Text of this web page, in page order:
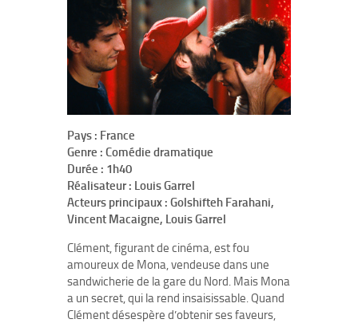
Pays : France
Genre : Comédie dramatique
Durée : 1h40
Réalisateur : Louis Garrel
Acteurs principaux : Golshifteh Farahani,
Vincent Macaigne, Louis Garrel
Clément, figurant de cinéma, est fou
amoureux de Mona, vendeuse dans une
sandwicherie de la gare du Nord. Mais Mona
a un secret, qui la rend insaisissable. Quand
Clément désespère d’obtenir ses faveurs,